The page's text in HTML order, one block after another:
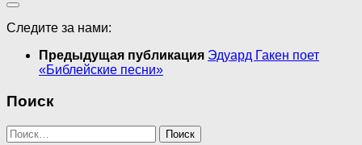
Следите за нами:
Предыдущая публикация Эдуард Гакен поет
«Библейские песни»
Поиск
Найти: